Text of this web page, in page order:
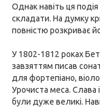
Однак навіть ця
складати. На думку
повністю розкриває
У 1802-1812 роках
завзяттям писав
для фортепіано,
Урочиста меса. Слава
були дуже великі.